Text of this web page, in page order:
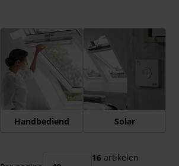
Druk om carrousel over te slaan
Handbediend Solar
16 artikelen